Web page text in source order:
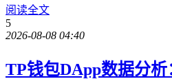
阅读全文
5
2026-08-08 04:40
TP钱包DApp数据分析